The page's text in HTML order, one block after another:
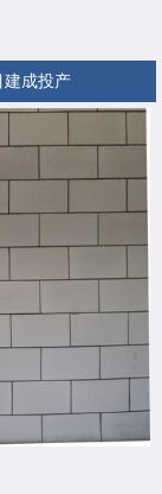
建成投产